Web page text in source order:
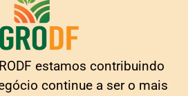
estamos contribuindo
continue a ser o mais